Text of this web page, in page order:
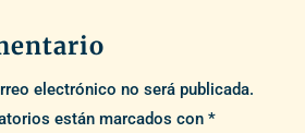
electrónico no será publicada.
están marcados con *